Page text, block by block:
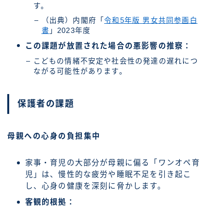
す。
（出典）内閣府「令和5年版 男女共同参画白
書 」2023年度
この課題が放置された場合の悪影響の推察：
こどもの情緒不安定や社会性の発達の遅れにつ
ながる可能性があります。
保護者の課題
母親への心身の負担集中
家事・育児の大部分が母親に偏る「ワンオペ育
児」は、慢性的な疲労や睡眠不足を引き起こ
し、心身の健康を深刻に脅かします。
客観的根拠：